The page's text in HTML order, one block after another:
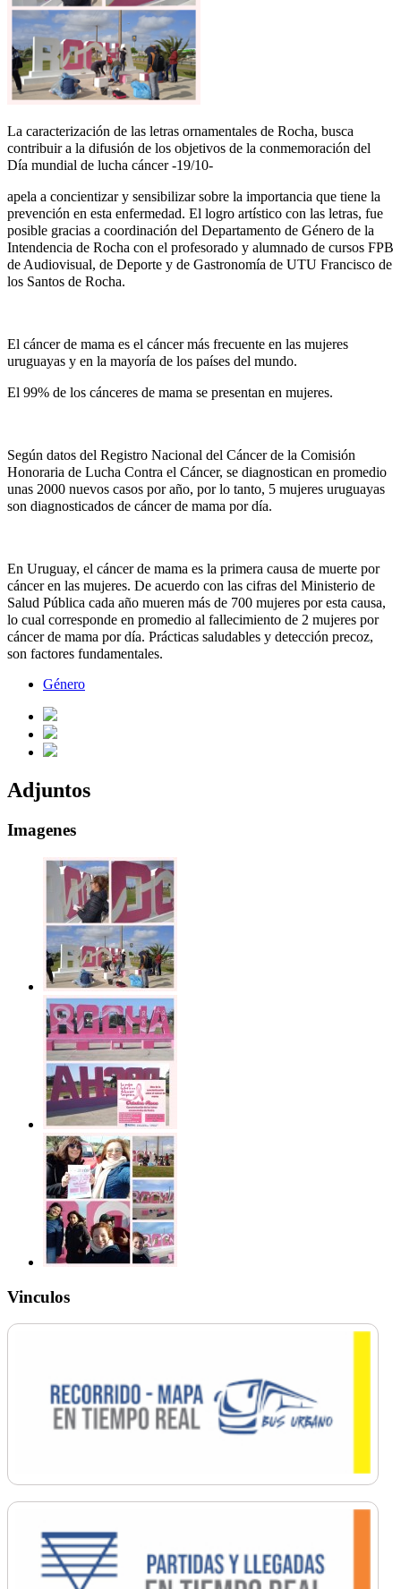
La caracterización de las letras ornamentales de Rocha, busca
contribuir a la difusión de los objetivos de la conmemoración del
Día mundial de lucha cáncer -19/10-
apela a concientizar y sensibilizar sobre la importancia que tiene la
prevención en esta enfermedad. El logro artístico con las letras, fue
posible gracias a coordinación del Departamento de Género de la
Intendencia de Rocha con el profesorado y alumnado de cursos FPB
de Audiovisual, de Deporte y de Gastronomía de UTU Francisco de
los Santos de Rocha.
El cáncer de mama es el cáncer más frecuente en las mujeres
uruguayas y en la mayoría de los países del mundo.
El 99% de los cánceres de mama se presentan en mujeres.
Según datos del Registro Nacional del Cáncer de la Comisión
Honoraria de Lucha Contra el Cáncer, se diagnostican en promedio
unas 2000 nuevos casos por año, por lo tanto, 5 mujeres uruguayas
son diagnosticados de cáncer de mama por día.
En Uruguay, el cáncer de mama es la primera causa de muerte por
cáncer en las mujeres. De acuerdo con las cifras del Ministerio de
Salud Pública cada año mueren más de 700 mujeres por esta causa,
lo cual corresponde en promedio al fallecimiento de 2 mujeres por
cáncer de mama por día. Prácticas saludables y detección precoz,
son factores fundamentales.
Género
Adjuntos
Imagenes
Vinculos